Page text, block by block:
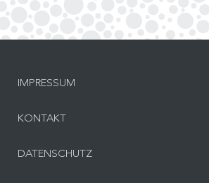
IMPRESSUM
KONTAKT
DATENSCHUTZ